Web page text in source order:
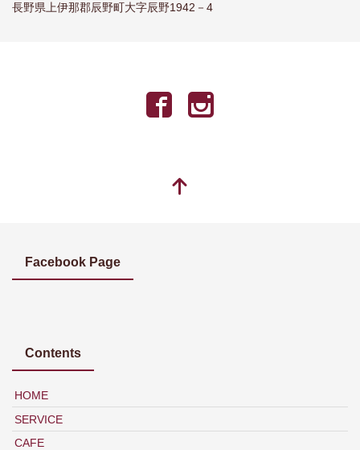
長野県上伊那郡辰野町大字辰野1942－4
Facebook Page
Contents
HOME
SERVICE
CAFE